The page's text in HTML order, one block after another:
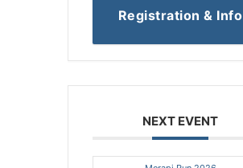
Registration & Info
NEXT EVENT